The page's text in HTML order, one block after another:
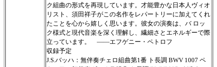
ク組曲の形式を再現しています。才能豊かな日本人ヴィオ
リスト、須田祥子がこの名作をレパートリーに加えてくれ
たことを心から嬉しく思います。彼女の演奏は、バ ロッ
ク様式と現代音楽を深く理解し、繊細さとエネルギーで際
立っています。 ――エフゲニー・ペトロフ
収録予定
J.S.バッハ：無伴奏チェロ組曲第1番 ト長調 BWV 1007 ペ